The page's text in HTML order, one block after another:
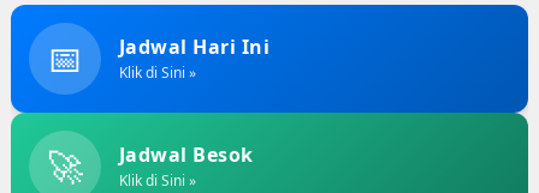
📅 Jadwal Hari Ini
Klik di Sini »
🚀 Jadwal Besok
Klik di Sini »